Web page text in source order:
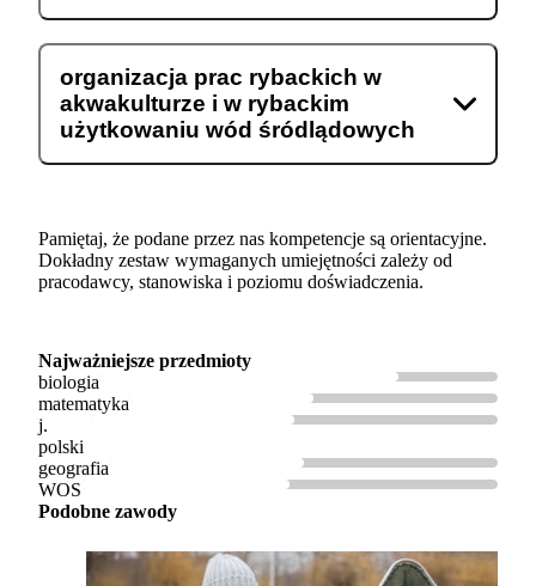
organizacja prac rybackich w
akwakulturze i w rybackim
użytkowaniu wód śródlądowych
Pamiętaj, że podane przez nas kompetencje są orientacyjne.
Dokładny zestaw wymaganych umiejętności zależy od
pracodawcy, stanowiska i poziomu doświadczenia.
Najważniejsze przedmioty
biologia
matematyka
j.
polski
geografia
WOS
Podobne zawody